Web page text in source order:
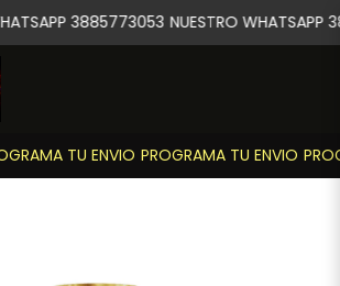
TU ENVIO PROGRAMA TU ENVIO
3885773053 NUESTRO WHATSAPP